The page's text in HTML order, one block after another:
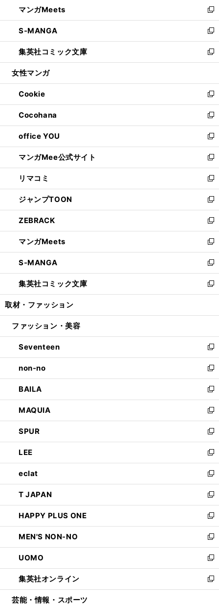
く
で
開
く
ド
ウ
で
開
く
ィ
ン
ド
ウ
で
開
い
ウ
ィ
ン
ド
ウ
開
く
マンガMeets
新
し
い
ウ
ィ
ン
ウ
で
開
く
S-MANGA
新
し
い
ウ
ン
ド
ウ
で
開
く
集英社コミック文庫
新
し
ウ
ィ
ン
ド
ウ
で
開
く
女性マンガ
Cookie
新
し
い
ウ
ィ
ン
ド
ウ
で
開
く
Cocohana
新
し
い
ウ
ィ
ン
ド
ウ
で
開
く
office YOU
新
し
い
ウ
ィ
ン
ド
ウ
で
開
く
マンガMee公式サイト
新
し
い
ウ
ィ
ン
ド
ウ
で
開
く
リマコミ
新
し
い
ウ
ィ
ン
ド
ウ
で
開
く
ジャンプTOON
新
し
い
ウ
ィ
ン
ド
ウ
で
開
ZEBRACK
新
し
い
ウ
ィ
ン
ド
ウ
開
マンガMeets
新
し
い
ウ
ィ
ン
ウ
開
く
S-MANGA
新
し
い
ウ
ン
ウ
で
開
く
集英社コミック文庫
新
し
ウ
ン
ド
ウ
で
開
く
取材・ファッション
ファッション・美容
Seventeen
新
し
い
ウ
ィ
ン
ド
ウ
で
開
く
non-no
新
し
い
ウ
ィ
ン
ド
ウ
で
開
く
BAILA
新
し
い
ウ
ィ
ン
ド
ウ
で
開
く
MAQUIA
新
し
い
ウ
ィ
ン
ド
ウ
で
開
く
SPUR
新
し
い
ウ
ィ
ン
ド
ウ
で
開
く
LEE
新
し
い
ウ
ィ
ン
ド
ウ
で
開
く
eclat
新
し
い
ウ
ィ
ン
ド
ウ
で
開
く
T JAPAN
新
し
い
ウ
ィ
ン
ド
ウ
で
開
HAPPY PLUS ONE
新
し
い
ウ
ィ
ン
ド
ウ
MEN'S NON-NO
新
し
い
ウ
ィ
ン
UOMO
新
し
い
ウ
集英社オンライン
新
し
芸能・情報・スポーツ